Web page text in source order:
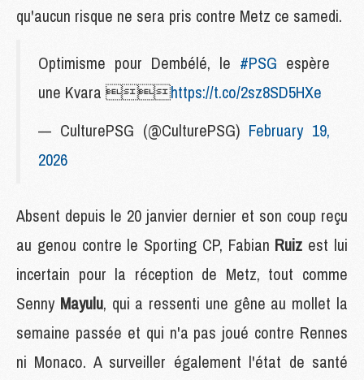
qu'aucun risque ne sera pris contre Metz ce samedi.
Optimisme pour Dembélé, le #PSG espère
une Kvara https://t.co/2sz8SD5HXe
— CulturePSG (@CulturePSG) February 19,
2026
Absent depuis le 20 janvier dernier et son coup reçu
au genou contre le Sporting CP, Fabian Ruiz est lui
incertain pour la réception de Metz, tout comme
Senny Mayulu, qui a ressenti une gêne au mollet la
semaine passée et qui n'a pas joué contre Rennes
ni Monaco. A surveiller également l'état de santé